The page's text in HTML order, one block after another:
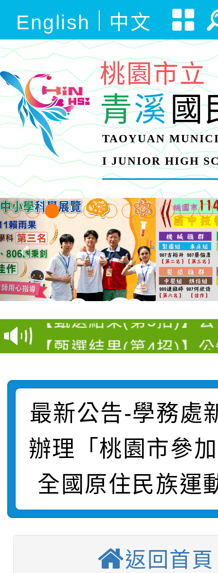
English 中文
桃園市立
青溪國
TAOYUAN
I JUNIOR HIGH
【選舉公告】本校115
評審委員會」及「教師
員會」之票選委員選舉
【甄選結果(第13招)】
學年度第1學期第7次代
結果(第13招)
【甄選結果(第5招)】
學年度第1學期第9次
【甄選結果(第4招)】
結果(第12招)
賽及師生本土語及新住
賽實施要點
轉知：「桃園市115學
比賽實施要點」
轉知：「115年金融知
動辦法」
轉知臺中市政府政風處
評審委員會」及「教師
【甄選結果(第13招)】
最新公告-學務處
辦理「桃園市參
全國原住民族運
返回首頁